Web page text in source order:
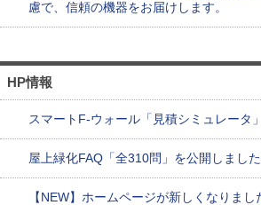
慮で、信頼の機器をお届けします。
HP情報
スマートF-ウォール「見積シミュレータ
屋上緑化FAQ「全310問」を公開しまし
【NEW】ホームページが新しくなりまし